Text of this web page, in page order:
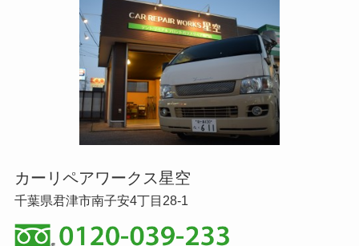
カーリペアワークス星空
千葉県君津市南子安4丁目28-1